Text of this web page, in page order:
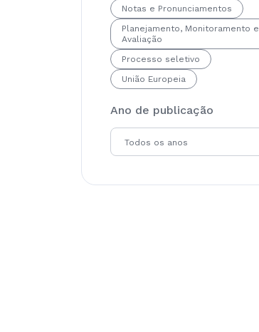
Notas e Pronunciamentos
Planejamento, Monitoramento e
Avaliação
Processo seletivo
União Europeia
Ano de publicação